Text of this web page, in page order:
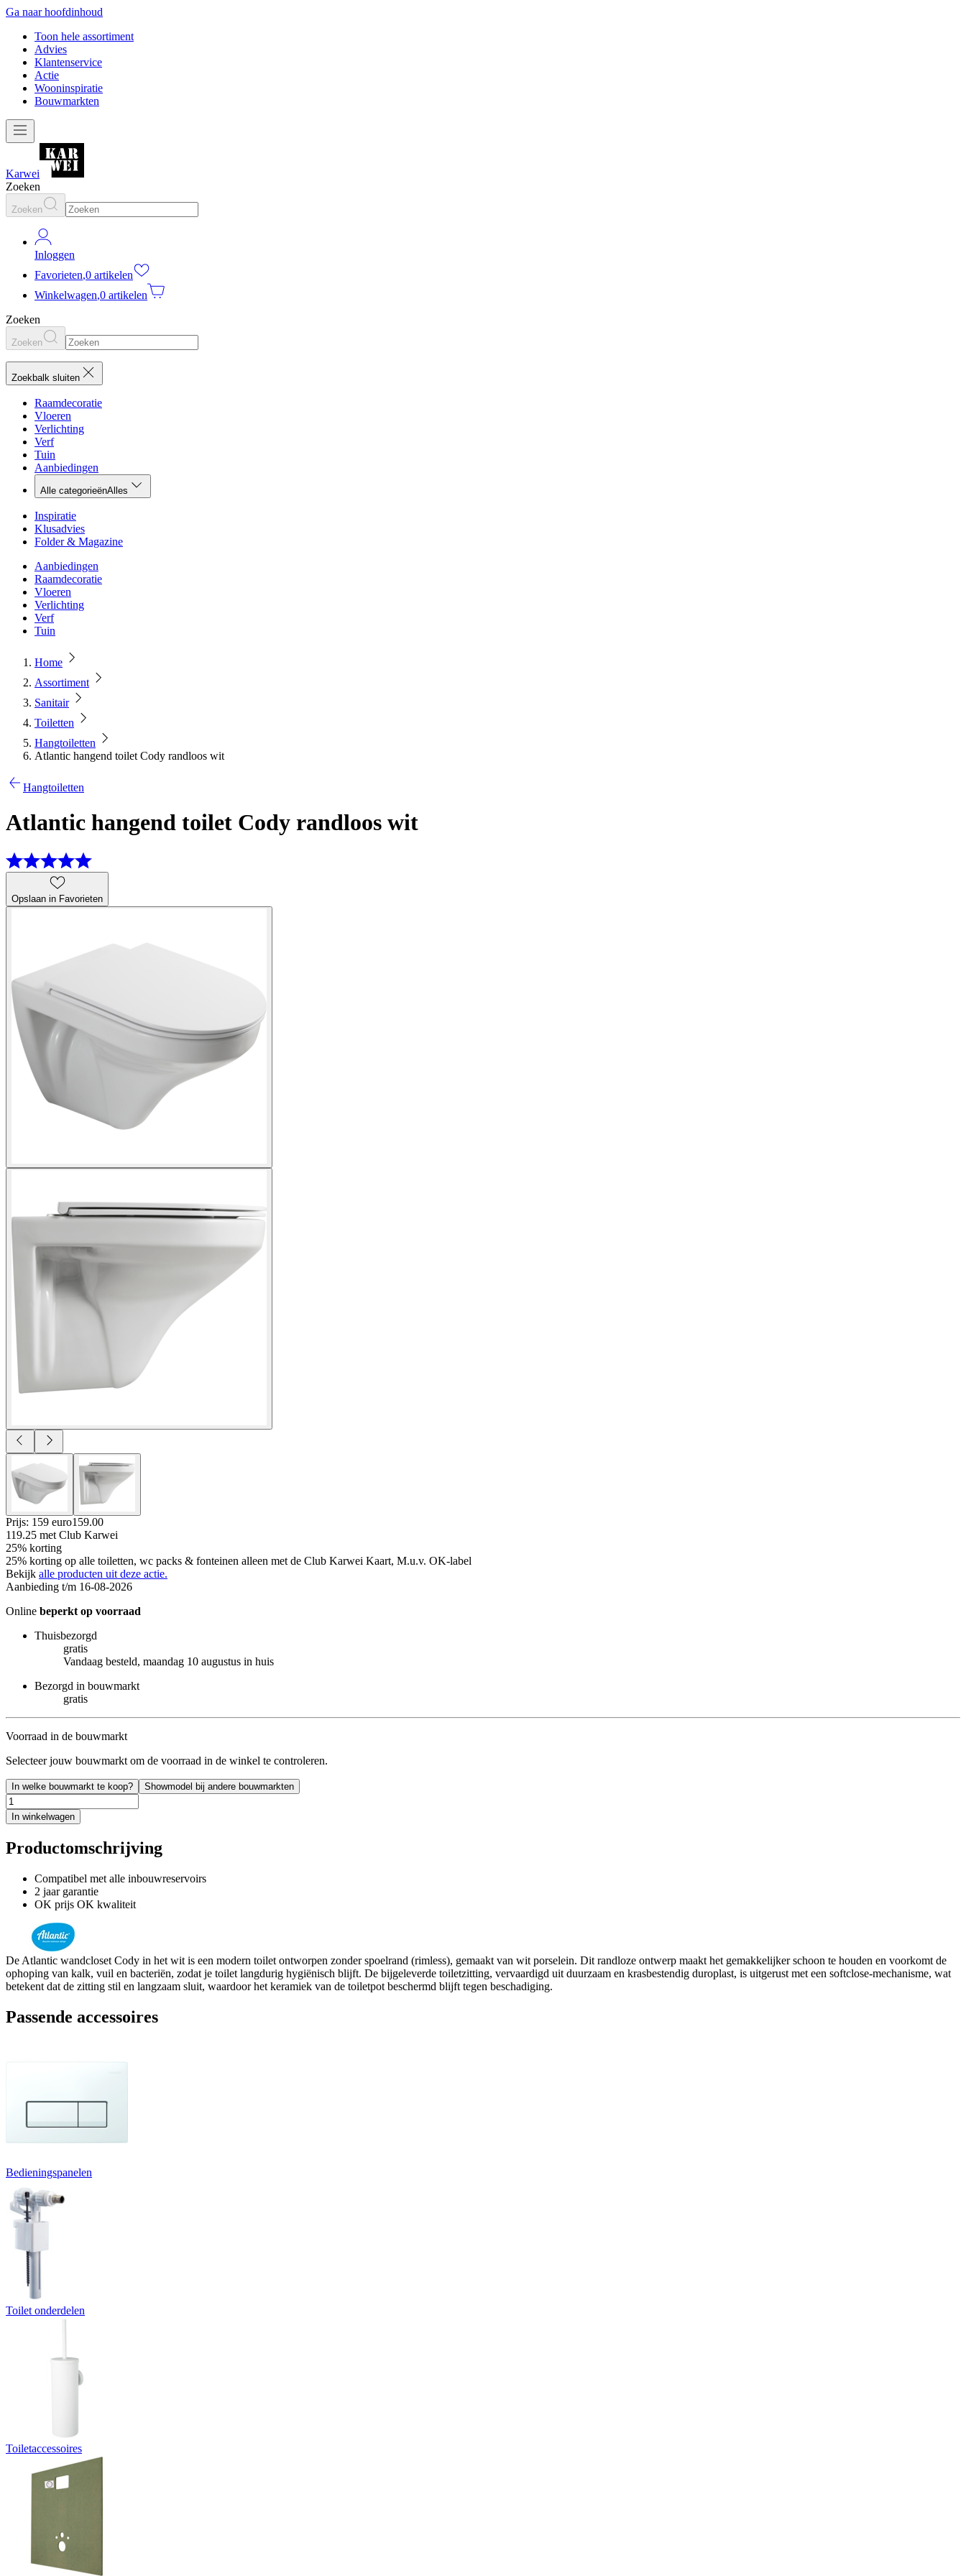
Ga naar hoofdinhoud
Toon hele assortiment
Advies
Klantenservice
Actie
Wooninspiratie
Bouwmarkten
Karwei
Zoeken
Zoeken
Inloggen
Favorieten,0 artikelen
Winkelwagen,0 artikelen
Zoeken
Zoeken
Zoekbalk sluiten
Raamdecoratie
Vloeren
Verlichting
Verf
Tuin
Aanbiedingen
Alle categorieënAlles
Inspiratie
Klusadvies
Folder & Magazine
Aanbiedingen
Raamdecoratie
Vloeren
Verlichting
Verf
Tuin
Home
Assortiment
Sanitair
Toiletten
Hangtoiletten
Atlantic hangend toilet Cody randloos wit
Hangtoiletten
Atlantic hangend toilet Cody randloos wit
Opslaan in Favorieten
Prijs: 159 euro159.00
119.25 met Club Karwei
25% korting
25% korting op alle toiletten, wc packs & fonteinen alleen met de Club Karwei Kaart, M.u.v. OK-label
Bekijk alle producten uit deze actie.
Aanbieding t/m 16-08-2026
Online beperkt op voorraad
Thuisbezorgd
gratis
Vandaag besteld, maandag 10 augustus in huis
Bezorgd in bouwmarkt
gratis
Voorraad in de bouwmarkt
Selecteer jouw bouwmarkt om de voorraad in de winkel te controleren.
In welke bouwmarkt te koop? Showmodel bij andere bouwmarkten
In winkelwagen
Productomschrijving
Compatibel met alle inbouwreservoirs
2 jaar garantie
OK prijs OK kwaliteit
De Atlantic wandcloset Cody in het wit is een modern toilet ontworpen zonder spoelrand (rimless), gemaakt van wit porselein. Dit randloze ontwerp maakt het gemakkelijker schoon te houden en voorkomt de
ophoping van kalk, vuil en bacteriën, zodat je toilet langdurig hygiënisch blijft. De bijgeleverde toiletzitting, vervaardigd uit duurzaam en krasbestendig duroplast, is uitgerust met een softclose-mechanisme, wat
betekent dat de zitting stil en langzaam sluit, waardoor het keramiek van de toiletpot beschermd blijft tegen beschadiging.
Passende accessoires
Bedieningspanelen
Toilet onderdelen
Toiletaccessoires